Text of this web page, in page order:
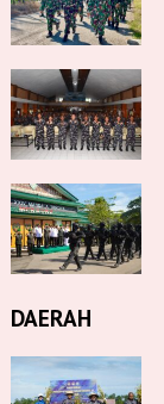
DAERAH